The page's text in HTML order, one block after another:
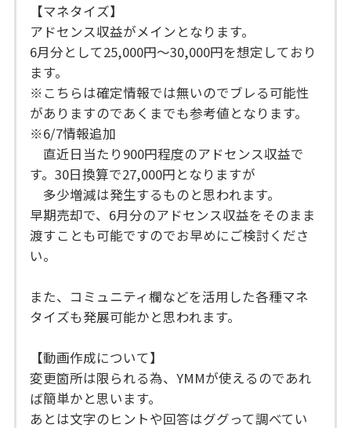
【マネタイズ】
アドセンス収益がメインとなります。
6月分として25,000円〜30,000円を想定しており
ます。
※こちらは確定情報では無いのでブレる可能性
がありますのであくまでも参考値となります。
※6/7情報追加
直近日当たり900円程度のアドセンス収益で
す。30日換算で27,000円となりますが
多少増減は発生するものと思われます。
早期売却で、6月分のアドセンス収益をそのまま
渡すことも可能ですのでお早めにご検討くださ
い。
また、コミュニティ欄などを活用した各種マネ
タイズも発展可能かと思われます。
【動画作成について】
変更箇所は限られる為、YMMが使えるのであれ
ば簡単かと思います。
あとは文字のヒントや回答はググって調べてい